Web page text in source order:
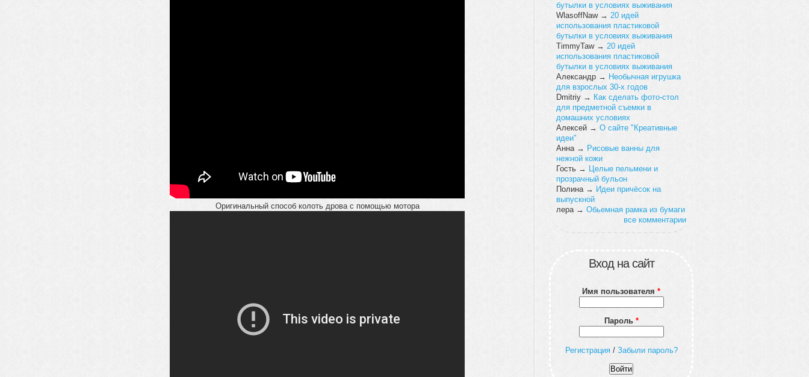
Оригинальный способ колоть дрова с помощью мотора
бутылки в условиях выживания
WlasoffNaw→ 20 идей
использования пластиковой
бутылки в условиях выживания
TimmyTaw→ 20 идей
использования пластиковой
бутылки в условиях выживания
Александр → Необычная игрушка
для взрослых 30-х годов
Dmitriy → Как сделать фото-стол
для предметной съемки в
домашних условиях
Алексей → О сайте "Креативные
идеи"
Анна→ Рисовые ванны для
нежной кожи
Гость → Целые пельмени и
прозрачный бульон
Полина→ Идеи причёсок на
выпускной
лера→ Обьемная рамка из бумаги
все комментарии
Вход на сайт
Имя пользователя *
Пароль *
Регистрация/ Забыли пароль?